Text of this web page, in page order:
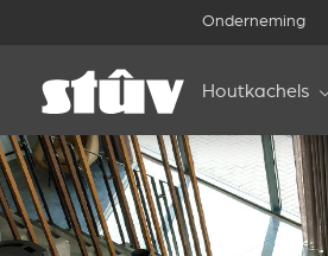
Onderneming
Houtkachels